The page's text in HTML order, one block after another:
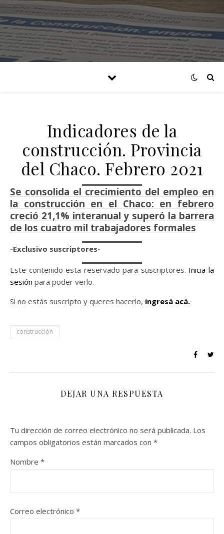
Indicadores de la
construcción. Provincia
del Chaco. Febrero 2021
Se consolida el crecimiento del empleo en
la construcción en el Chaco: en febrero
creció 21,1% interanual y superó la barrera
de los cuatro mil trabajadores formales
-Exclusivo suscriptores-
Este contenido esta reservado para suscriptores. Inicia la
sesión para poder verlo.
Si no estás suscripto y queres hacerlo, ingresá acá.
construcción
DEJAR UNA RESPUESTA
Tu dirección de correo electrónico no será publicada. Los
campos obligatorios están marcados con *
Nombre *
Correo electrónico *